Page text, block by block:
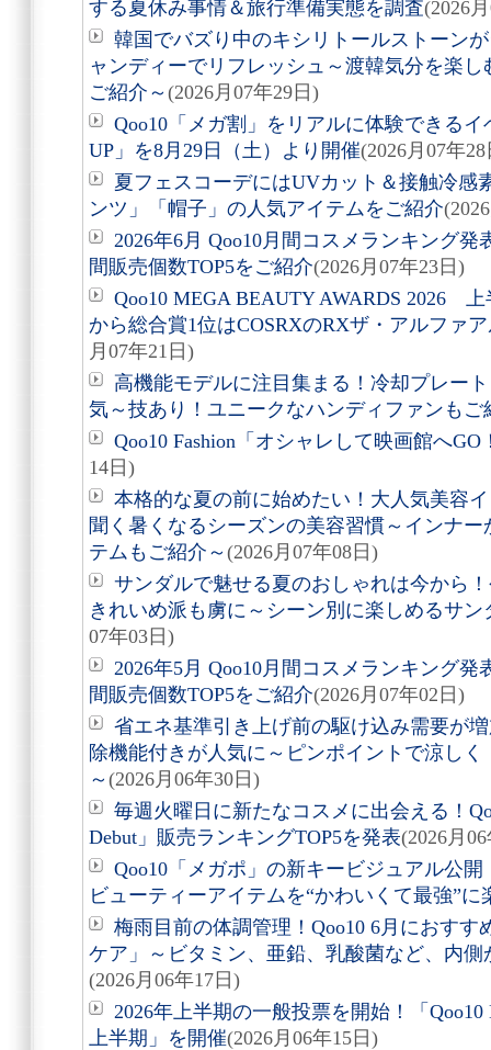
する夏休み事情＆旅行準備実態を調査(2026
韓国でバズり中のキシリトールストーン
ャンディーでリフレッシュ～渡韓気分を楽
ご紹介～ (2026月07年29日)
Qoo10「メガ割」をリアルに体験できるイ
UP」を8月29日（土）より開催(2026月07年28
夏フェスコーデにはUVカット＆接触冷感
ンツ」「帽子」の人気アイテムをご紹介
2026年6月 Qoo10月間コスメランキング
間販売個数TOP5をご紹介(2026月07年23日)
Qoo10 MEGA BEAUTY AWARDS 2026
から総合賞1位はCOSRXのRXザ・アルファ
月07年21日)
高機能モデルに注目集まる！冷却プレー
気～技あり！ユニークなハンディファンもご
Qoo10 Fashion「オシャレして映画館へ
14日)
本格的な夏の前に始めたい！大人気美容
聞く暑くなるシーズンの美容習慣～インナ
テムもご紹介～ (2026月07年08日)
サンダルで魅せる夏のおしゃれは今から
きれいめ派も虜に～シーン別に楽しめるサ
07年03日)
2026年5月 Qoo10月間コスメランキング
間販売個数TOP5をご紹介(2026月07年02日)
省エネ基準引き上げ前の駆け込み需要が
除機能付きが人気に～ピンポイントで涼し
～ (2026月06年30日)
毎週火曜日に新たなコスメに出会える！
Debut」販売ランキングTOP5を発表(2026月
Qoo10「メガポ」の新キービジュアル公
ビューティーアイテムを“かわいくて最強”に
梅雨目前の体調管理！Qoo10 6月におす
ケア」～ビタミン、亜鉛、乳酸菌など、内
(2026月06年17日)
2026年上半期の一般投票を開始！「
上半期」を開催(2026月06年15日)